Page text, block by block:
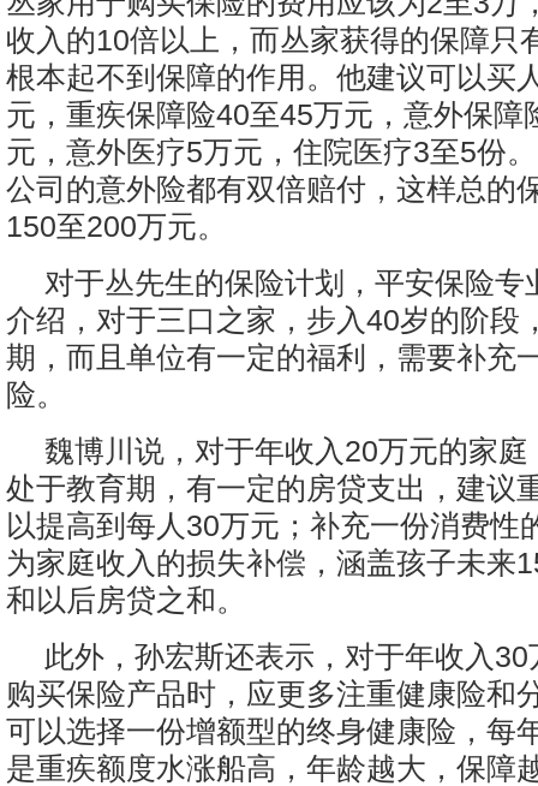
收入的10倍以上，而丛家获得的保障只
根本起不到保障的作用。他建议可以买
元，重疾保障险40至45万元，意外保障
元，意外医疗5万元，住院医疗3至5份
公司的意外险都有双倍赔付，这样总的
150至200万元。
对于丛先生的保险计划，平安保险专
介绍，对于三口之家，步入40岁的阶段
期，而且单位有一定的福利，需要补充
险。
魏博川说，对于年收入20万元的家
处于教育期，有一定的房贷支出，建议
以提高到每人30万元；补充一份消费性
为家庭收入的损失补偿，涵盖孩子未来
和以后房贷之和。
此外，孙宏斯还表示，对于年收入
购买保险产品时，应更多注重健康险和
可以选择一份增额型的终身健康险，每
是重疾额度水涨船高，年龄越大，保障